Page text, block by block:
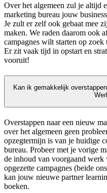
Over het algemeen zul je altijd
marketing bureau jouw
Je zult er zelf ook gebaat mee
maken. We raden daarom ook
campagnes wilt starten op zoek
Er zit vaak tijd in opstart en
vooruit!
Kan ik gemakkelijk
Overstappen naar een nieuw
over het algemeen geen
opzegtermijn is van je huidige
bureau. Probeer met je vorige
de inhoud van voorgaand
opgezette campagnes (beide
kan jouw nieuwe partner
boeken.